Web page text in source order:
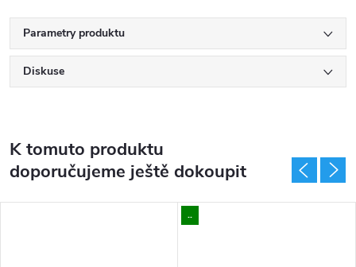
Parametry produktu
Diskuse
K tomuto produktu
doporučujeme ještě dokoupit
..